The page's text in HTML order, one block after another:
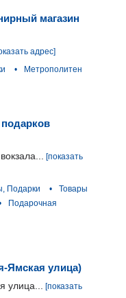
магазин
адрес]
•
Метрополитен
подарков
[показать
Подарки •
Товары
Подарочная
Ямская улица)
улица...
[показать